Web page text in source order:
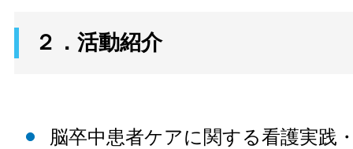
２．活動紹介
脳卒中患者ケアに関する看護実践